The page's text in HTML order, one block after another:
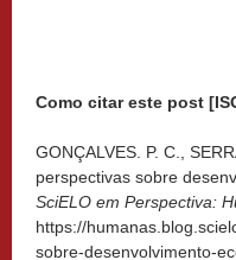
Como citar este post
GONÇALVES. P. C.,
perspectivas sobre
SciELO em Perspectiva:
https://
sobre-desenvolvimento-